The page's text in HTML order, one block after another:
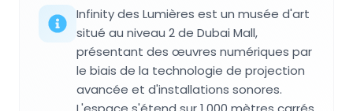
Infinity des Lumières est un musée d'art
situé au niveau 2 de Dubai Mall,
présentant des œuvres numériques par
le biais de la technologie de projection
avancée et d'installations sonores.